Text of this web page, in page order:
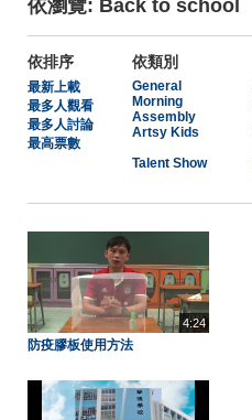
依瀏覽: Back to school
依排序
最新上載
最多人觀看
最多人討論
最高票數
依類別
General
Morning
Assembly
Artsy Kids
Talent Show
4:24
防疫膠板使用方法